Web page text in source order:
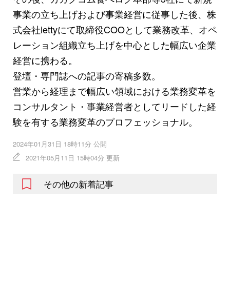
事業の立ち上げおよび事業経営に従事した後、株
式会社iettyにて取締役COOとして業務改革、オペ
レーション組織立ち上げを中心とした幅広い企業
経営に携わる。
登壇・専門誌への記事の寄稿多数。
営業から経理まで幅広い領域における業務変革を
コンサルタント・事業経営者としてリードした経
験を有する業務変革のプロフェッショナル。
2024年01月31日 18時11分 公開
2021年05月11日 15時04分 更新
その他の新着記事